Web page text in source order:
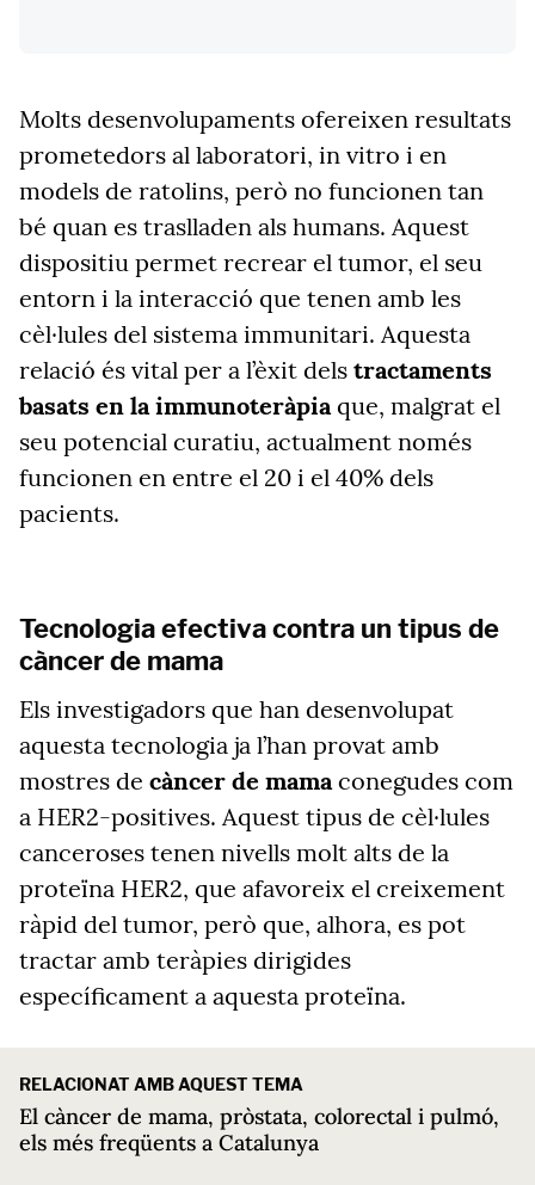
Molts desenvolupaments ofereixen resultats
prometedors al laboratori, in vitro i en
models de ratolins, però no funcionen tan
bé quan es traslladen als humans. Aquest
dispositiu permet recrear el tumor, el seu
entorn i la interacció que tenen amb les
cèl·lules del sistema immunitari. Aquesta
relació és vital per a l’èxit dels tractaments
basats en la immunoteràpiaque, malgrat el
seu potencial curatiu, actualment només
funcionen en entre el 20 i el 40% dels
pacients.
Tecnologia efectiva contra un tipus de
càncer de mama
Els investigadors que han desenvolupat
aquesta tecnologia ja l’han provat amb
mostres de càncer de mamaconegudes com
a HER2-positives. Aquest tipus de cèl·lules
canceroses tenen nivells molt alts de la
proteïna HER2, que afavoreix el creixement
ràpid del tumor, però que, alhora, es pot
tractar amb teràpies dirigides
específicament a aquesta proteïna.
RELACIONAT AMB AQUEST TEMA
El càncer de mama, pròstata, colorectal i pulmó,
els més freqüents a Catalunya